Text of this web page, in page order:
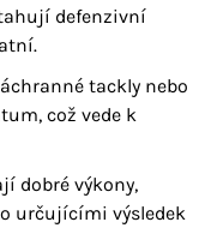
defenzivní
tackly nebo
což vede k
dobré výkony,
určujícími výsledek